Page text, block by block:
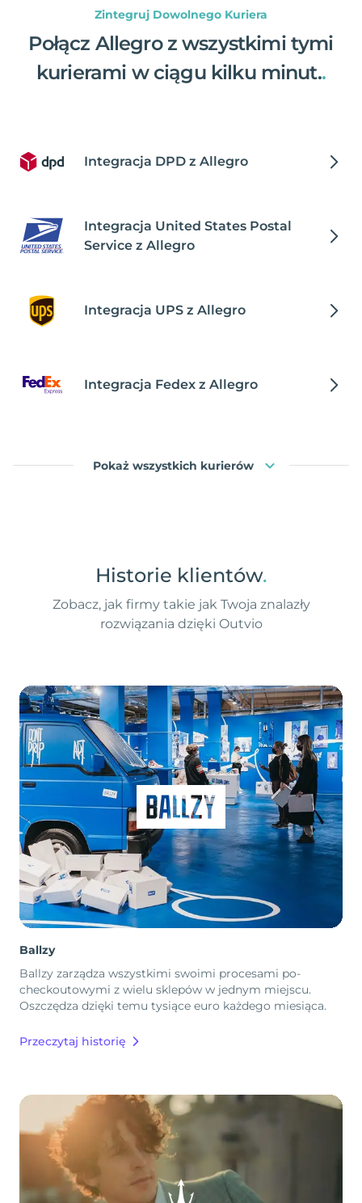
Zintegruj Dowolnego Kuriera
Połącz Allegro z wszystkimi tymi
kurierami w ciągu kilku minut..
Integracja DPD z Allegro
Integracja United States Postal
Service z Allegro
Integracja UPS z Allegro
Integracja Fedex z Allegro
Pokaż wszystkich kurierów
Historie klientów.
Zobacz, jak firmy takie jak Twoja znalazły
rozwiązania dzięki Outvio
Ballzy
Ballzy zarządza wszystkimi swoimi procesami po-
checkoutowymi z wielu sklepów w jednym miejscu.
Oszczędza dzięki temu tysiące euro każdego miesiąca.
Przeczytaj historię